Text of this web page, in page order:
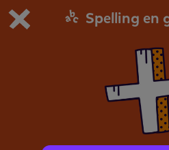
Dit is de gratis
Bestel nu
Spelling en